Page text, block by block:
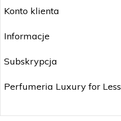
Konto klienta
Informacje
Subskrypcja
Perfumeria Luxury for Less